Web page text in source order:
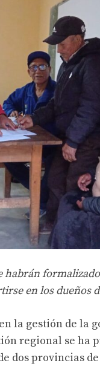
habrán
en los dueños
la gestión de la
regional se ha
dos provincias